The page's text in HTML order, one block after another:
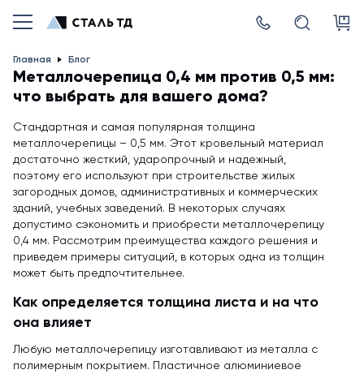
Главная Блог
Металлочерепица 0,4 мм против 0,5 мм:
что выбрать для вашего дома?
Стандартная и самая популярная толщина
металлочерепицы – 0,5 мм. Этот кровельный материал
достаточно жесткий, ударопрочный и надежный,
поэтому его используют при строительстве жилых
загородных домов, административных и коммерческих
зданий, учебных заведений. В некоторых случаях
допустимо сэкономить и приобрести металлочерепицу
0,4 мм. Рассмотрим преимущества каждого решения и
приведем примеры ситуаций, в которых одна из толщин
может быть предпочтительнее.
Как определяется толщина листа и на что
она влияет
Любую металлочерепицу изготавливают из металла с
полимерным покрытием. Пластичное алюминиевое